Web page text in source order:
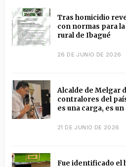
Tras homicidio
con normas para
rural de Ibagué
26 DE JUNIO DE 2026
Alcalde de Melgar
contralores del
es una carga, es un
21 DE JUNIO DE 2026
Fue identificado el